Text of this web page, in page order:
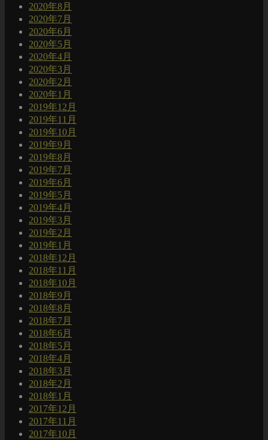
2020年8月
2020年7月
2020年6月
2020年5月
2020年4月
2020年3月
2020年2月
2020年1月
2019年12月
2019年11月
2019年10月
2019年9月
2019年8月
2019年7月
2019年6月
2019年5月
2019年4月
2019年3月
2019年2月
2019年1月
2018年12月
2018年11月
2018年10月
2018年9月
2018年8月
2018年7月
2018年6月
2018年5月
2018年4月
2018年3月
2018年2月
2018年1月
2017年12月
2017年11月
2017年10月